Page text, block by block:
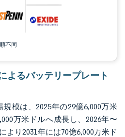
不同
よるバッテリープレート
模は、2025年の29億6,000万米
万米ドルへ成長し、2026年〜
より2031年には70億6,000万米ド